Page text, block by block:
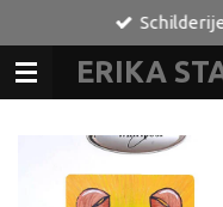
direct
naar
de
ERIKA